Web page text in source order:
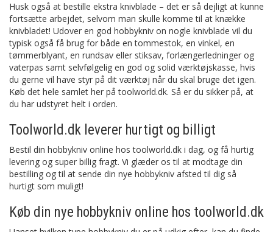
Husk også at bestille ekstra knivblade – det er så dejligt at kunne
fortsætte arbejdet, selvom man skulle komme til at knække
knivbladet! Udover en god hobbykniv on nogle knivblade vil du
typisk også få brug for både en tommestok, en vinkel, en
tømmerblyant, en rundsav eller stiksav, forlængerledninger og
vaterpas samt selvfølgelig en god og solid værktøjskasse, hvis
du gerne vil have styr på dit værktøj når du skal bruge det igen.
Køb det hele samlet her på toolworld.dk. Så er du sikker på, at
du har udstyret helt i orden.
Toolworld.dk leverer hurtigt og billigt
Bestil din hobbykniv online hos toolworld.dk i dag, og få hurtig
levering og super billig fragt. Vi glæder os til at modtage din
bestilling og til at sende din nye hobbykniv afsted til dig så
hurtigt som muligt!
Køb din nye hobbykniv online hos toolworld.dk